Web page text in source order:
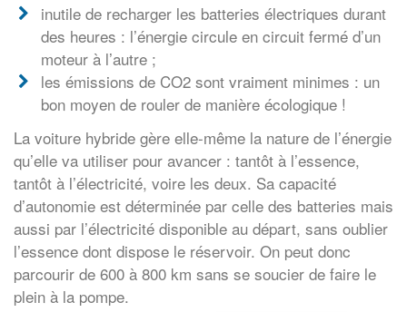
inutile de recharger les batteries électriques durant
des heures : l’énergie circule en circuit fermé d’un
moteur à l’autre ;
les émissions de CO2 sont vraiment minimes : un
bon moyen de rouler de manière écologique !
La voiture hybride gère elle-même la nature de l’énergie
qu’elle va utiliser pour avancer : tantôt à l’essence,
tantôt à l’électricité, voire les deux. Sa capacité
d’autonomie est déterminée par celle des batteries mais
aussi par l’électricité disponible au départ, sans oublier
l’essence dont dispose le réservoir. On peut donc
parcourir de 600 à 800 km sans se soucier de faire le
plein à la pompe.